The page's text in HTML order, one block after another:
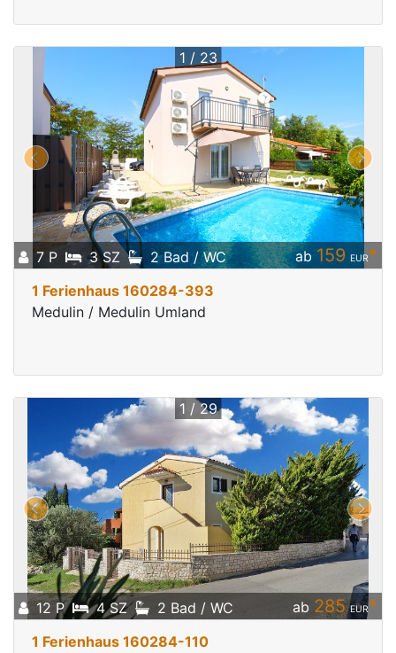
7 P 3 SZ 2 Bad / WC ab 159 EUR*
1 / 23
1 Ferienhaus 160284-393
Medulin / Medulin Umland
12 P 4 SZ 2 Bad / WC ab 285 EUR*
1 / 29
1 Ferienhaus 160284-110